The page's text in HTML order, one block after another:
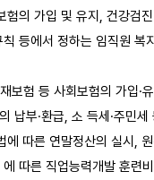
험의 가입 및 유지, 건강검
등에서 정하는 임직원 복
보험 등 사회보험의 가입·
납부·환급, 소 득세·주민세
에 따른 연말정산의 실시,
따른 직업능력개발 훈련